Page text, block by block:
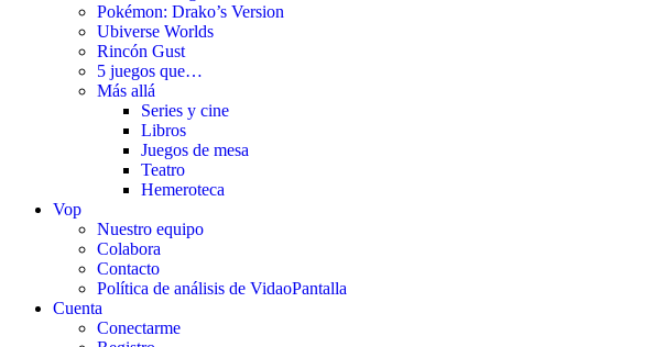
Pokémon: Drako’s Version
Ubiverse Worlds
Rincón Gust
5 juegos que…
Más allá
Series y cine
Libros
Juegos de mesa
Teatro
Hemeroteca
Vop
Nuestro equipo
Colabora
Contacto
Política de análisis de VidaoPantalla
Cuenta
Conectarme